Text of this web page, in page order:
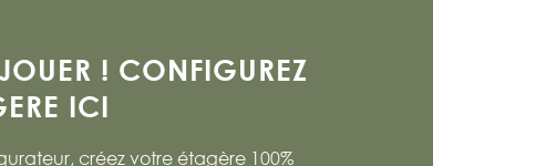
! CONFIGUREZ
ICI
créez votre étagère 100%